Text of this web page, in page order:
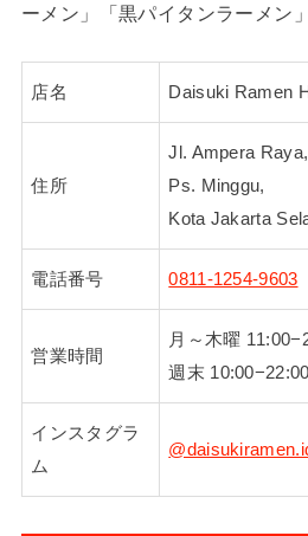
ーメン」「黒パイタンラーメン
店名 Daisuki Ramen
住所
Jl. Ampera
Ps. Minggu,
Kota Jakarta
電話番号 0811-1254-9603
営業時間
月～木曜
週末 10:00−22:00
インスタグラ
ム